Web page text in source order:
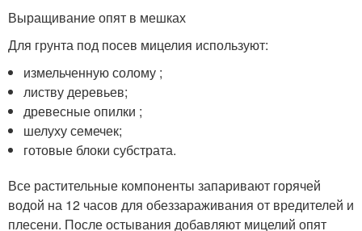
Выращивание опят в мешках
Для грунта под посев мицелия используют:
измельченную солому ;
листву деревьев;
древесные опилки ;
шелуху семечек;
готовые блоки субстрата.
Все растительные компоненты запаривают горячей
водой на 12 часов для обеззараживания от вредителей и
плесени. После остывания добавляют мицелий опят